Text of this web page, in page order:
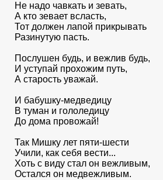
Не надо чавкать и зевать,
А кто зевает всласть,
Тот должен лапой прикрывать
Разинутую пасть.
Послушен будь, и вежлив будь,
И уступай прохожим путь,
А старость уважай.
И бабушку-медведицу
В туман и гололедицу
До дома провожай!
Так Мишку лет пяти-шести
Учили, как себя вести...
Хоть с виду стал он вежливым,
Остался он медвежливым.